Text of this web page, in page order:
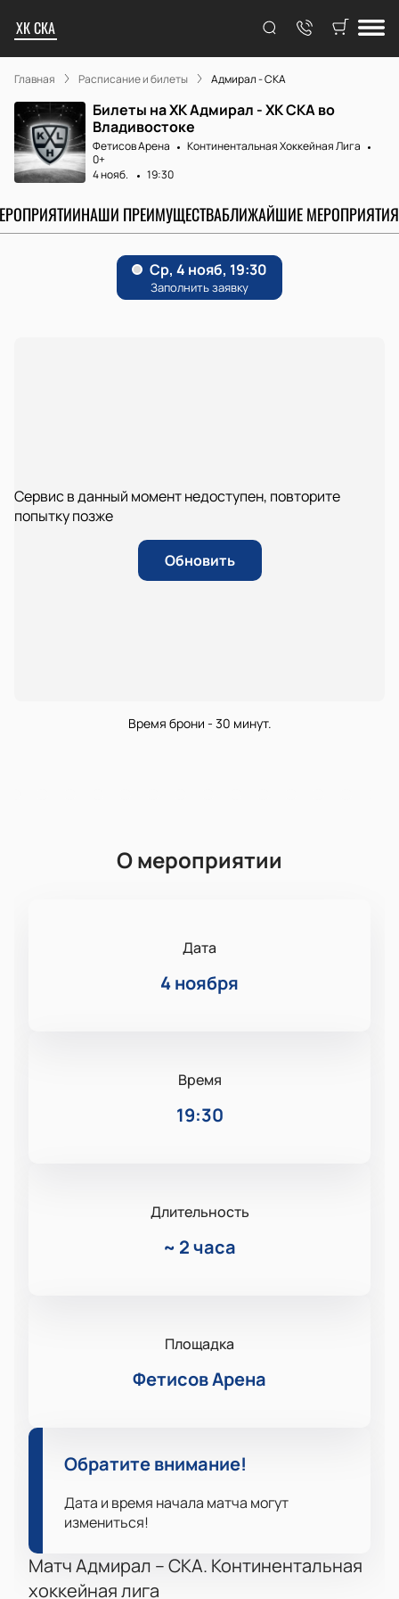
ХК СКА
Главная Расписание и билеты Адмирал - СКА
Билеты на ХК Адмирал - ХК СКА во
Владивостоке
Фетисов Арена
Континентальная Хоккейная Лига
0+
4 нояб.
19:30
НАШИ ПРЕИМУЩЕСТВАБЛИЖАЙШИЕ МЕРОПРИЯТИЯ
Сервис в данный момент недоступен, повторите
попытку позже
Обновить
Время брони - 30 минут.
О мероприятии
Дата
4 ноября
Время
19:30
Длительность
~ 2 часа
Площадка
Фетисов Арена
Обратите внимание!
Дата и время начала матча могут
измениться!
Матч Адмирал – СКА. Континентальная
хоккейная лига